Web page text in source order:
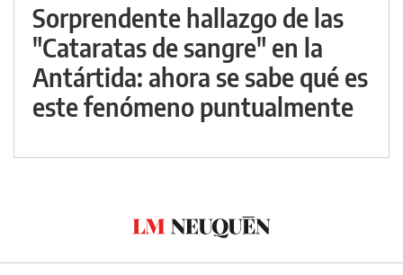
Sorprendente hallazgo de las
"Cataratas de sangre" en la
Antártida: ahora se sabe qué es
este fenómeno puntualmente